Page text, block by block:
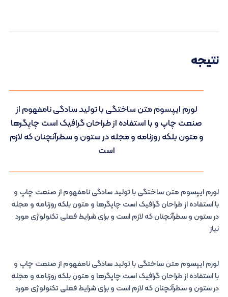
نتیجه
لورم ایپسوم متن ساختگی با تولید سادگی نامفهوم از
صنعت چاپ و با استفاده از طراحان گرافیک است چاپگرها
و متون بلکه روزنامه و مجله در ستون و سطرآنچنان که لازم
است
لورم ایپسوم متن ساختگی با تولید سادگی نامفهوم از صنعت چاپ و
با استفاده از طراحان گرافیک است چاپگرها و متون بلکه روزنامه و مجله
در ستون و سطرآنچنان که لازم است و برای شرایط فعلی تکنولوژی مورد
نیاز
لورم ایپسوم متن ساختگی با تولید سادگی نامفهوم از صنعت چاپ و
با استفاده از طراحان گرافیک است چاپگرها و متون بلکه روزنامه و مجله
در ستون و سطرآنچنان که لازم است و برای شرایط فعلی تکنولوژی مورد